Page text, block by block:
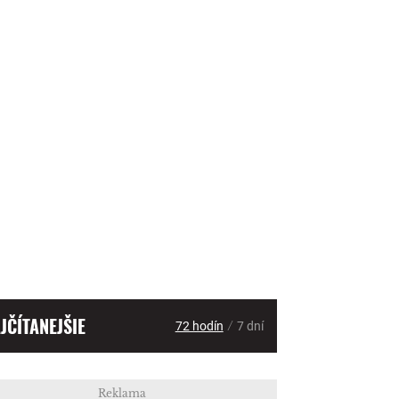
72 hodín / 7 dní
Reklama